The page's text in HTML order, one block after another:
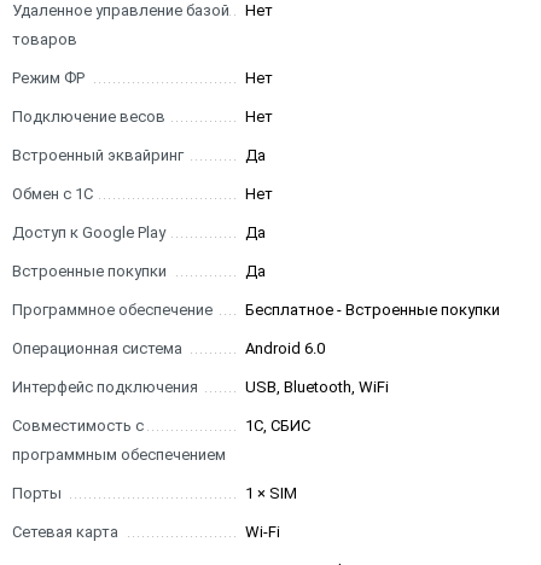
Удаленное управление базой
товаров
Нет
Режим ФР Нет
Подключение весов Нет
Встроенный эквайринг Да
Обмен с 1С Нет
Доступ к Google Play Да
Встроенные покупки Да
Программное обеспечение Бесплатное - Встроенные покупки
Операционная система Android 6.0
Интерфейс подключения USB, Bluetooth, WiFi
Совместимость с
программным обеспечением
1С, СБИС
Порты 1 × SIM
Сетевая карта Wi-Fi